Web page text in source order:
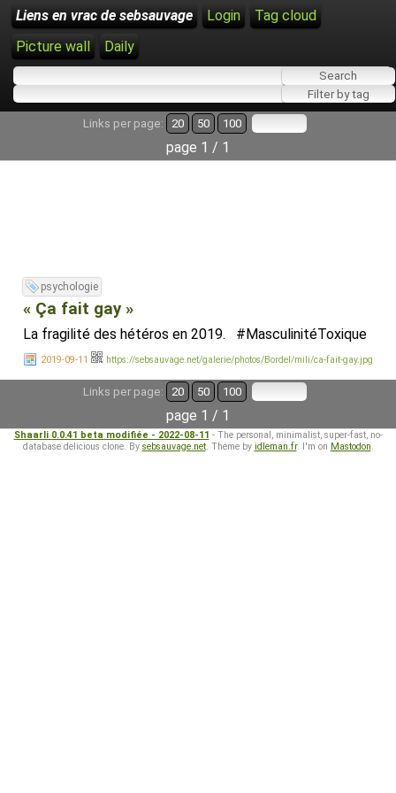
Liens en vrac de sebsauvage Login
Tag cloud
Picture wall
Daily
Links per page: 20 50 100
page 1 / 1
psychologie
« Ça fait gay »
La fragilité des hétéros en 2019. #MasculinitéToxique
2019-09-11 https://sebsauvage.net/galerie/photos/Bordel/mili/ca-fait-gay.jpg
Links per page: 20 50 100
page 1 / 1
Shaarli 0.0.41 beta modifiée - 2022-08-11 - The personal, minimalist, super-fast, no-
database delicious clone. By sebsauvage.net. Theme by idleman.fr. I'm on Mastodon.